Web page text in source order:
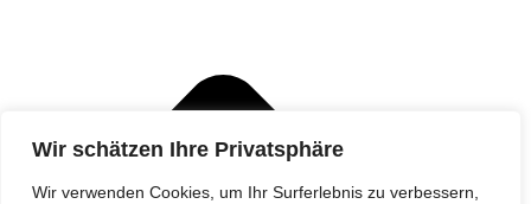
Wir schätzen Ihre Privatsphäre
Wir verwenden Cookies, um Ihr Surferlebnis zu verbessern,